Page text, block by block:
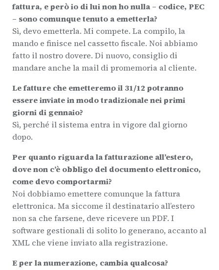
fattura, e però io di lui non ho nulla – codice, PEC
– sono comunque tenuto a emetterla?
Sì, devo emetterla. Mi compete. La compilo, la
mando e finisce nel cassetto fiscale. Noi abbiamo
fatto il nostro dovere. Di nuovo, consiglio di
mandare anche la mail di promemoria al cliente.
Le fatture che emetteremo il 31/12 potranno
essere inviate in modo tradizionale nei primi
giorni di gennaio?
Sì, perché il sistema entra in vigore dal giorno
dopo.
Per quanto riguarda la fatturazione all’estero,
dove non c’è obbligo del documento elettronico,
come devo comportarmi?
Noi dobbiamo emettere comunque la fattura
elettronica. Ma siccome il destinatario all’estero
non sa che farsene, deve ricevere un PDF. I
software gestionali di solito lo generano, accanto al
XML che viene inviato alla registrazione.
E per la numerazione, cambia qualcosa?